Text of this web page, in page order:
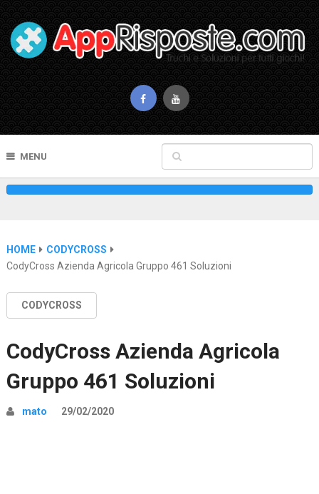
MENU
HOME
CODYCROSS
CodyCross Azienda Agricola Gruppo 461 Soluzioni
CODYCROSS
CodyCross Azienda Agricola
Gruppo 461 Soluzioni
mato 29/02/2020